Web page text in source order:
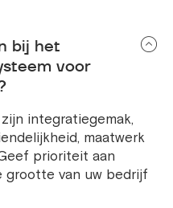
bij het
voor
integratiegemak,
maatwerk
prioriteit aan
grootte van uw bedrijf